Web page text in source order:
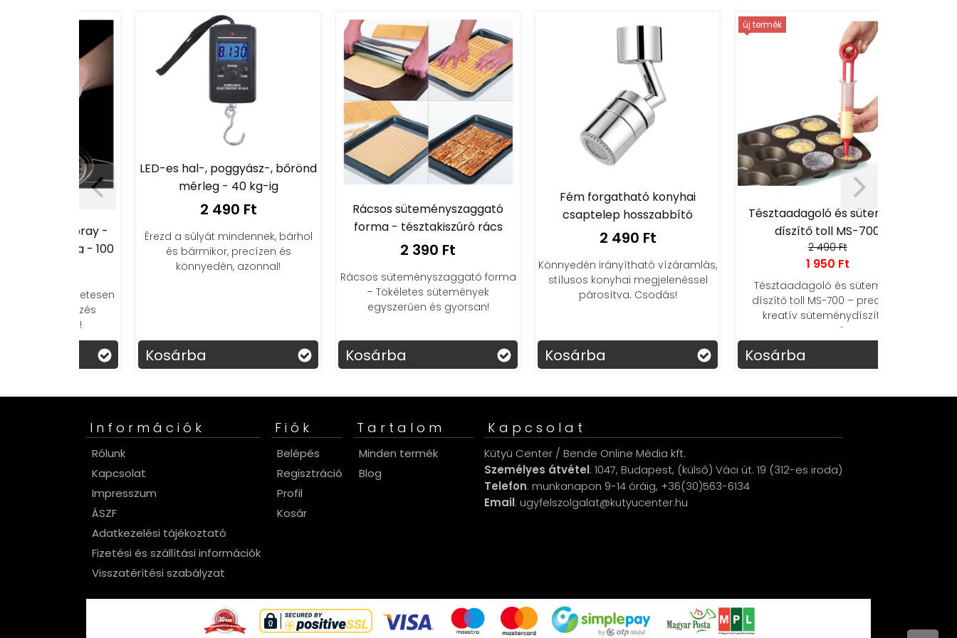
LED-es hal-, poggyász-, bőrönd
mérleg - 40 kg-ig
2 490 Ft
Érezd a súlyát mindennek, bárhol
és bármikor, precízen és
könnyedén, azonnal!
Kosárba
Rácsos süteményszaggató
forma - tésztakiszúró rács
2 390 Ft
Rácsos süteményszaggató forma
– Tökéletes sütemények
egyszerűen és gyorsan!
Kosárba
Fém forgatható konyhai
csaptelep hosszabbító
2 490 Ft
Könnyedén irányítható vízáramlás,
stílusos konyhai megjelenéssel
párosítva. Csodás!
Kosárba
Tésztaadagoló és sütemény
díszítő toll MS-700
Tésztaadagoló és sütemény
díszítő toll MS-700 – precíz és
kreatív süteménydíszítés
Kosárba
Információk
Rólunk
Kapcsolat
Impresszum
ÁSZF
Adatkezelési tájékoztató
Fizetési és szállítási információk
Visszatérítési szabályzat
Fiók
Belépés
Regisztráció
Profil
Kosár
Tartalom
Minden termék
Blog
Kapcsolat
Kütyü Center / Bende Online Média kft.
Személyes átvétel: 1047, Budapest, (külső) Váci út. 19 (312-es iroda)
Telefon: munkanapon 9-14 óráig, +36(30)563-6134
Email: ugyfelszolgalat@kutyucenter.hu